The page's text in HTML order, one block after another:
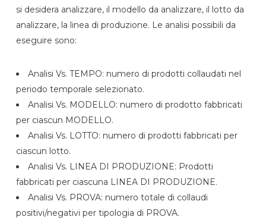
si desidera analizzare, il modello da analizzare, il lotto da
analizzare, la linea di produzione. Le analisi possibili da
eseguire sono:
Analisi Vs. TEMPO: numero di prodotti collaudati nel
periodo temporale selezionato.
Analisi Vs. MODELLO: numero di prodotto fabbricati
per ciascun MODELLO.
Analisi Vs. LOTTO: numero di prodotti fabbricati per
ciascun lotto.
Analisi Vs. LINEA DI PRODUZIONE: Prodotti
fabbricati per ciascuna LINEA DI PRODUZIONE.
Analisi Vs. PROVA: numero totale di collaudi
positivi/negativi per tipologia di PROVA.